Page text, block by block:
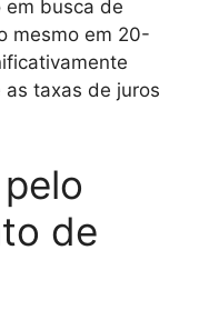
em busca de
mesmo em 20-
as taxas de juros
de